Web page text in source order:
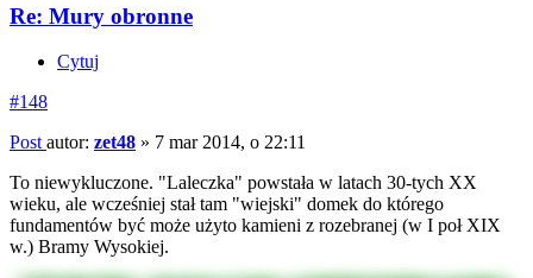
Re: Mury obronne
Cytuj
#148
Post autor: zet48 » 7 mar 2014, o 22:11
To niewykluczone. "Laleczka" powstała w latach 30-tych XX
wieku, ale wcześniej stał tam "wiejski" domek do którego
fundamentów być może użyto kamieni z rozebranej (w I poł XIX
w.) Bramy Wysokiej.